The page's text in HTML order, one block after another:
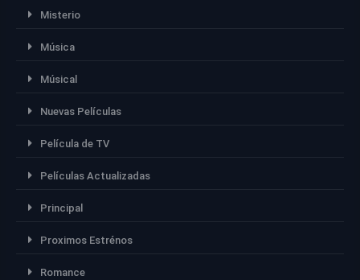
Misterio
Música
Músical
Nuevas Películas
Película de TV
Películas Actualizadas
Principal
Proximos Estrénos
Romance